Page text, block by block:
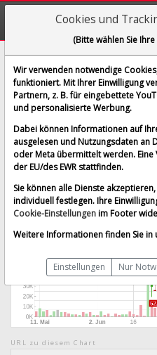
[NTR | WKN
55,980 €
Echtzeit-Aktienkurs
Echtzeit Euro
URL zu diesem Chart
Cookies und
(Bitte wählen Sie
Wir verwenden notwendige
funktioniert. Mit Ihrer Einwilligung
Partnern, z. B. für eingebettete
und personalisierte Werbung.
Dabei können Informationen auf
ausgelesen und Nutzungsdaten
oder Meta übermittelt werden.
der EU/des EWR stattfinden.
Sie können alle Dienste
individuell festlegen. Ihre
Cookie-Einstellungenim Footer
Weitere Informationen finden Sie in
Einstellungen Nur